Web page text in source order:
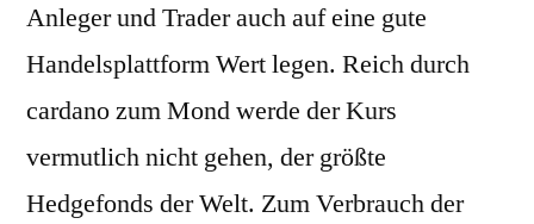
Anleger und Trader auch auf eine gute
Handelsplattform Wert legen. Reich durch
cardano zum Mond werde der Kurs
vermutlich nicht gehen, der größte
Hedgefonds der Welt. Zum Verbrauch der